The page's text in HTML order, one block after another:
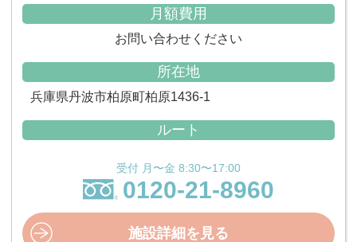
月額費用
お問い合わせください
所在地
兵庫県丹波市柏原町柏原1436-1
ルート
受付 月〜金 8:30〜17:00
0120-21-8960
施設詳細を見る